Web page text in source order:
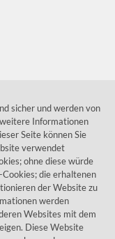
sicher und werden von
Informationen
Seite können Sie
verwendet
ohne diese würde
die erhaltenen
der Website zu
werden
Websites mit dem
Diese Website